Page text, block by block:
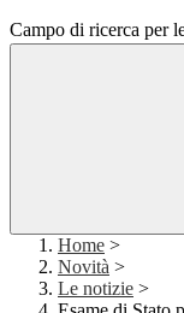
Campo di ricerca per
Home >
Novità >
Le notizie >